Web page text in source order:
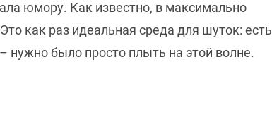
юмору. Как известно, в максимально
как раз идеальная среда для шуток: есть
нужно было просто плыть на этой волне.